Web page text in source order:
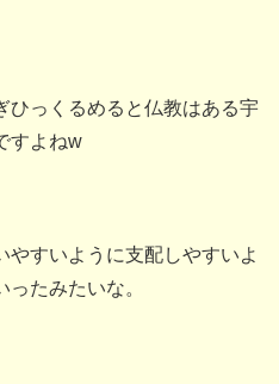
ひっくるめると仏教はある宇
すよねw
すいように支配しやすいよ
たみたいな。